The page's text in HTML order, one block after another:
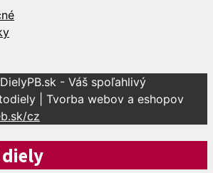
- Váš spoľahlivý
| Tvorba webov a eshopov
cz